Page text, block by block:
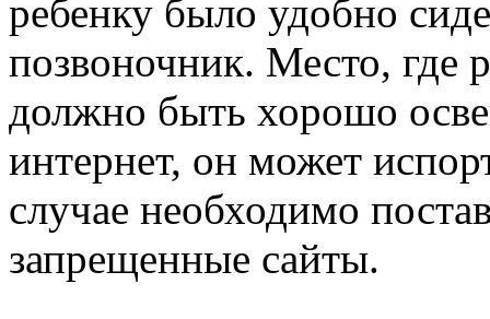
ребенку было удобно
позвоночник. Место, где
должно быть хорошо
интернет, он может
случае необходимо
запрещенные сайты.